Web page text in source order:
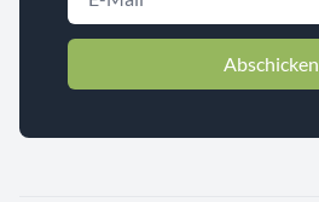
Abschicken